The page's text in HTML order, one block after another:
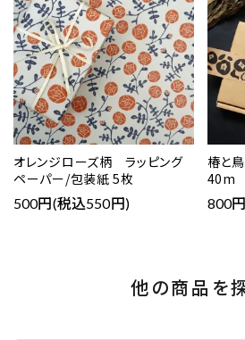
オレンジローズ柄 ラッピング
ペーパー/包装紙 5枚
500円(税込550円)
椿と
40m
800
他の商品を